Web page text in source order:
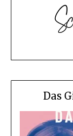
Das